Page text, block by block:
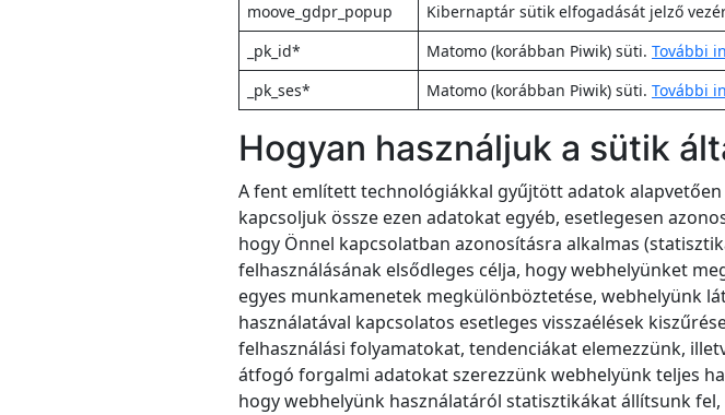
moove_gdpr_popup
Kibernaptár sütik elfogadását jelző
_pk_id*
Matomo (korábban Piwik) süti. További
_pk_ses*
Matomo (korábban Piwik) süti. További
Hogyan használjuk a sütik
A fent említett technológiákkal gyűjtött adatok
kapcsoljuk össze ezen adatokat egyéb, esetlegesen
hogy Önnel kapcsolatban azonosításra alkalmas
felhasználásának elsődleges célja, hogy webhelyünket
egyes munkamenetek megkülönböztetése, webhelyünk
használatával kapcsolatos esetleges visszaélések
felhasználási folyamatokat, tendenciákat elemezzünk,
átfogó forgalmi adatokat szerezzünk webhelyünk teljes
hogy webhelyünk használatáról statisztikákat állítsunk fel,